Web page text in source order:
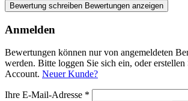
Bewertung schreiben Bewertungen anzeigen
Anmelden
Bewertungen können nur von angemeldeten
werden. Bitte loggen Sie sich ein, oder erstellen
Account. Neuer Kunde?
Ihre E-Mail-Adresse *